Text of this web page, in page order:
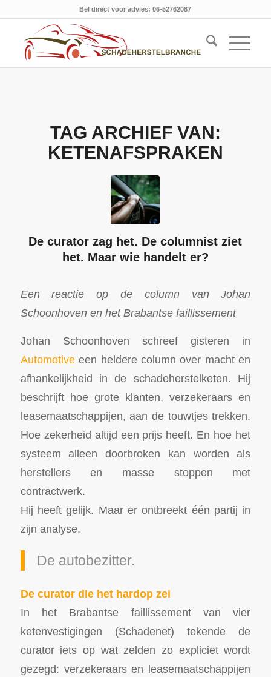
Bel direct voor advies: 06-52762087
TAG ARCHIEF VAN:
KETENAFSPRAKEN
De curator zag het. De columnist ziet
het. Maar wie handelt er?
Een reactie op de column van Johan
Schoonhoven en het Brabantse faillissement
Johan Schoonhoven schreef gisteren in
Automotiveeen heldere column over macht en
afhankelijkheid in de schadeherstelketen. Hij
beschrijft hoe grote klanten, verzekeraars en
leasemaatschappijen, aan de touwtjes trekken.
Hoe zekerheid altijd een prijs heeft. En hoe het
systeem alleen doorbroken kan worden als
herstellers en masse stoppen met
contractwerk.
Hij heeft gelijk. Maar er ontbreekt één partij in
zijn analyse.
De autobezitter.
De curator die het hardop zei
In het Brabantse faillissement van vier
ketenvestigingen (Schadenet) tekende de
curator iets op wat zelden zo expliciet wordt
gezegd: verzekeraars en leasemaatschappijen